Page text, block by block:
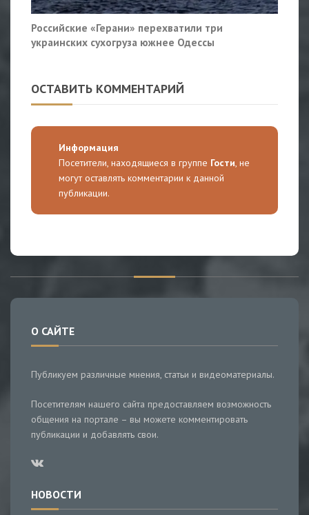
Российские «Герани» перехватили три
украинских сухогруза южнее Одессы
ОСТАВИТЬ КОММЕНТАРИЙ
Информация
Посетители, находящиеся в группе Гости, не
могут оставлять комментарии к данной
публикации.
О САЙТЕ
Публикуем различные мнения, статьи и видеоматериалы.
Посетителям нашего сайта предоставляем возможность
общения на портале – вы можете комментировать
публикации и добавлять свои.
НОВОСТИ